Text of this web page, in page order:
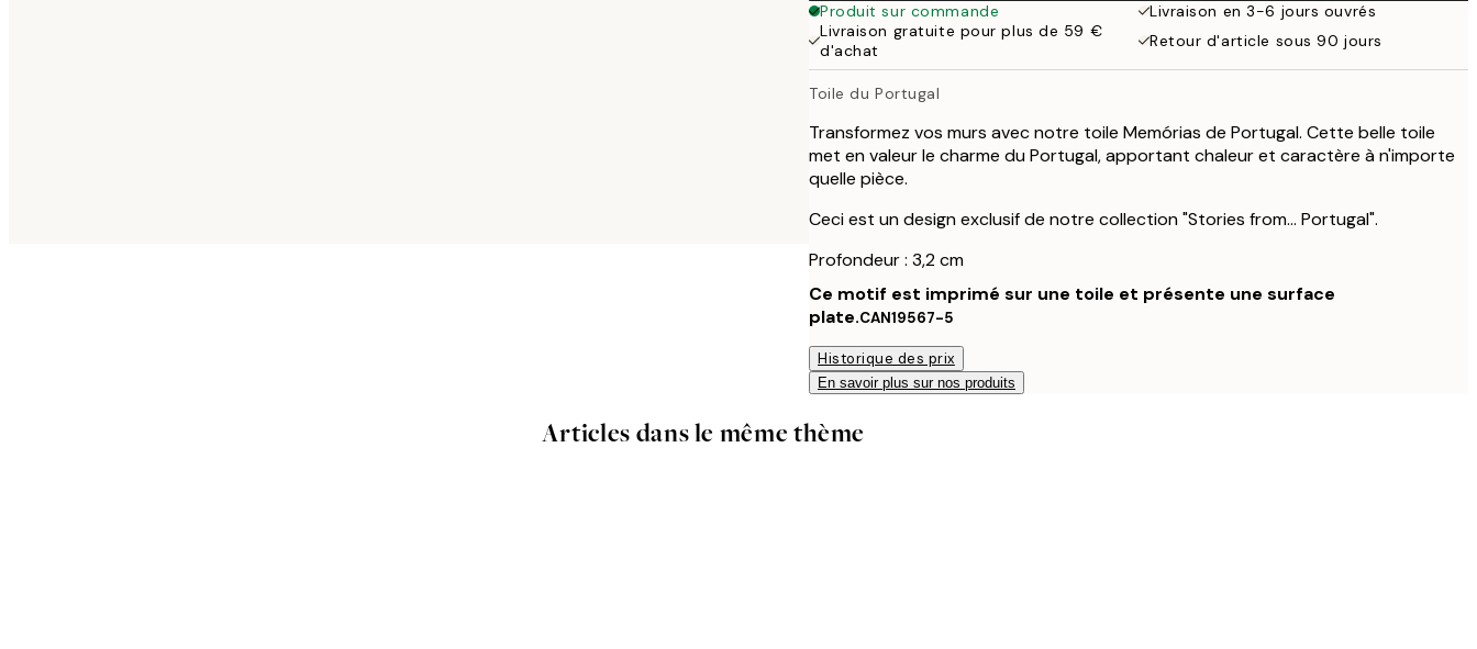
Produit sur commande
Livraison en 3-6 jours ouvrés
Livraison gratuite pour plus de 59 €
d'achat
Retour d'article sous 90 jours
Toile du Portugal
Transformez vos murs avec notre toile Memórias de Portugal. Cette belle toile
met en valeur le charme du Portugal, apportant chaleur et caractère à n'importe
quelle pièce.
Ceci est un design exclusif de notre collection "Stories from... Portugal".
Profondeur : 3,2 cm
Ce motif est imprimé sur une toile et présente une surface
plate.CAN19567-5
Historique des prix
En savoir plus sur nos produits
Articles dans le même thème